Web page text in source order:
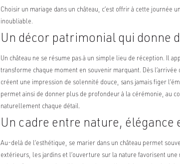
Choisir un mariage dans un château, c’est offrir à cette journée
inoubliable.
Un décor patrimonial qui donne
Un château ne se résume pas à un simple lieu de réception. Il
transforme chaque moment en souvenir marquant. Dès
créent une impression de solennité douce, sans jamais figer
permet ainsi de donner plus de profondeur à la cérémonie, au
naturellement chaque détail.
Un cadre entre nature, élégance
Au-delà de l’esthétique, se marier dans un château permet
extérieurs, les jardins et l’ouverture sur la nature favorisent